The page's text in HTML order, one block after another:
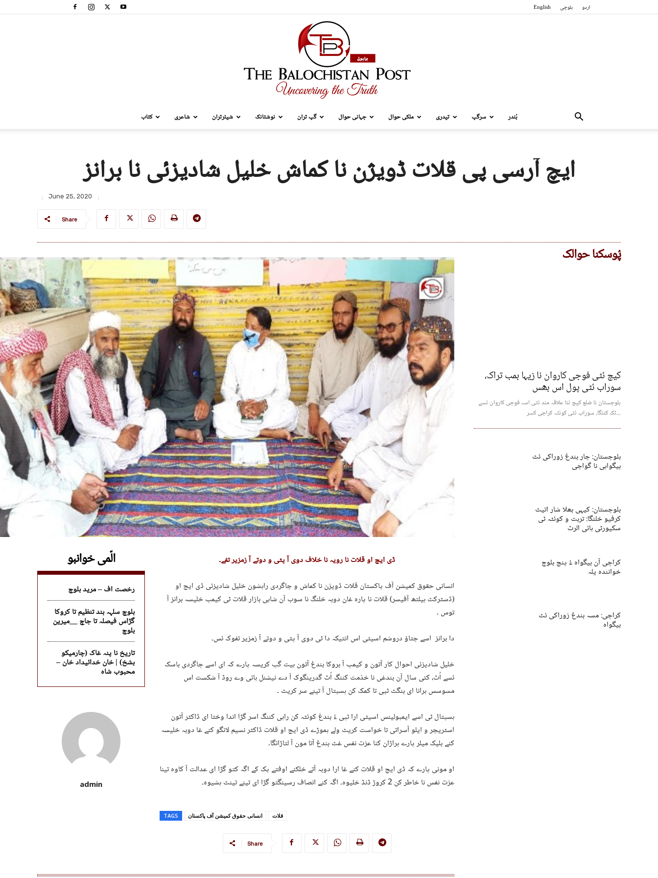
English بلوچی اردو
بُندر سرگپ تیدری ملکی حوال جہانی حوال گپ تران نوشتانک شیئرتران شاعری کتاب
ایچ آرسی پی قلات ڈویژن نا کماش خلیل شادیزئی نا برانز
June 25, 2020
Share
الّمی خوانبو
رخصت اف – مرید بلوچ
بلوچ سلہہ بند تنظیم تا کروکا
گڑاس فیصلہ تا جاچ __میرین
بلوچ
تاریخ نا پنہ غاک (چارمیکو
بشخ) | خان خدائیداد خان –
محبوب شاہ
admin
ڈی ایچ او قلات نا رویہ نا خلاف دوی آ پٹی و دوتے آ زمزیر تفے۔
انسانی حقوق کمیشن آف پاکستان قلات ڈویژن نا کماش و چاگردی راہشون خلیل شادیزئی ڈی ایچ او
(ڈسٹرکٹ ہیلتھ آفیسر) قلات نا پارہ غان دوبہ خلنگ نا سوب آن شاہی بازار قلات ٹی کیمپ خلیسہ برانز آ
توس ۔
دا برانز اسے جتاؤ دروشم اسیٹی اس انتیکہ دا ٹی دوی آ پٹی و دوتے آ زمزیر تفوک ئس۔
خلیل شادیزئی احوال کار آتون و کیمپ آ بروکا بندغ آتون ہیت گپ کریسہ پارے کہ ای اسے چاگردی باسک
ئسے اُٹ، کئی سال آن بندغی نا خذمت کننگ اُٹ گدرینگوک آ دے نیشنل ہائی وے روڈ آ شکست اس
مسوسس ہرانا ای بنگٹ ٹپی تا کمک کن ہسپتال آ تینے سر کریٹ ۔
ہسپتال ٹی اسے ایمبولینس اسیٹی ارا ٹپی ءُ بندغ کوئٹہ کن راہی کننگ اسر گڑا اندا وختا ای ڈاکٹر آتون
اسٹریچر و ایلو آسراتی تا خواست کریٹ ولے ہموڑے ڈی ایچ او قلات ڈاکٹر نسیم لانگو کنے غا دوبہ خلیسہ
کنے بلیک میلر پارے ہراڑان کنا عزت نفس غٹ بندغ آتا مون آ لتاڑانگا۔
او مونی پارے کہ ڈی ایچ او قلات کنے غا ارا دوبہ آتے خلکنے اوفتے پک کے اگہ کتو گڑا ای عدالت آ کاوہ تینا
عزت نفس نا خاطر کن 2 کروڑ ڈنڈ خلیوہ۔ اگہ کنے انصاف رسینگتو گڑا ای تینے تینٹ ہشیوہ۔
TAGS انسانی حقوق کمیشن آف پاکستان قلات
Share
پُوسکنا حوالک
کیچ ئٹی فوجی کاروان نا زیہا بمب تراک،
سوراب ئٹی پول اس بھس
بلوچستان نا ضلع کیچ ئنا علاقہ مند ئٹی اسہ فوجی کاروان ئسے
ٹک کننگا، سوراب ئٹی کوئٹہ کراچی کسر...
بلوچستان: چار بندغ زوراکی ئٹ
بیگواہی نا گواچی
بلوچستان: کیہی بھلا شار اتیٹ
کرفیو خلنگا: تربت و کوئٹہ ٹی
سکیورٹی ہائی الرٹ
کراچی آن بیگواہ ءُ پنچ بلوچ
خوانندہ یلہ
کراچی: مسہ بندغ زوراکی ئٹ
بیگواہ